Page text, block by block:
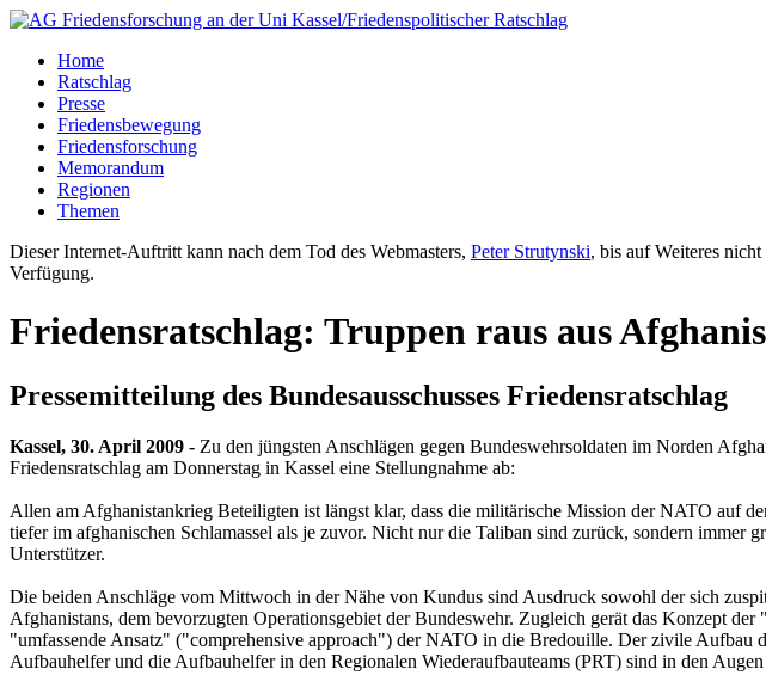
Home
Ratschlag
Presse
Friedensbewegung
Friedensforschung
Memorandum
Regionen
Themen
Dieser Internet-Auftritt kann nach dem Tod des Webmasters, Peter Strutynski, bis auf Weiteres
Verfügung.
Friedensratschlag: Truppen raus aus
Pressemitteilung des Bundesausschusses Friedensratschlag
Kassel, 30. April 2009 - Zu den jüngsten Anschlägen gegen Bundeswehrsoldaten im Norden
Friedensratschlag am Donnerstag in Kassel eine Stellungnahme ab:
Allen am Afghanistankrieg Beteiligten ist längst klar, dass die militärische Mission der NATO auf
tiefer im afghanischen Schlamassel als je zuvor. Nicht nur die Taliban sind zurück, sondern
Unterstützer.
Die beiden Anschläge vom Mittwoch in der Nähe von Kundus sind Ausdruck sowohl der sich
Afghanistans, dem bevorzugten Operationsgebiet der Bundeswehr. Zugleich gerät das Konzept
"umfassende Ansatz" ("comprehensive approach") der NATO in die Bredouille. Der zivile Aufbau
Aufbauhelfer und die Aufbauhelfer in den Regionalen Wiederaufbauteams (PRT) sind in den